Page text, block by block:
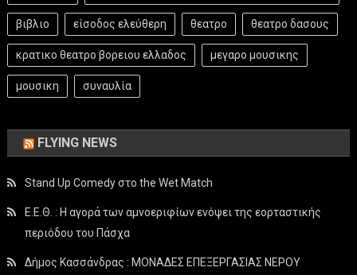
βιβλιο είσοδος ελεύθερη θεατρο θεατρο δασους
κρατικο θεατρο βορειου ελλαδος μεγαρο μουσικης
μουσικη συναυλία
FLYING NEWS
Stand Up Comedy στο the Wet Match
Ε.Ε.Θ. : Η αγορά των αμνοεριφίων ενόψει της εορταστικής
περιόδου του Πάσχα
Δήμος Κασσάνδρας : ΜΟΝΑΔΕΣ ΕΠΕΞΕΡΓΑΣΙΑΣ ΝΕΡΟΥ